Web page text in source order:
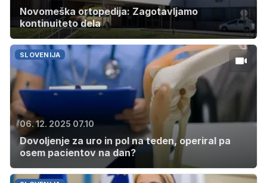
Novomeška ortopedija: Zagotavljamo
kontinuiteto dela
SLOVENIJA
06. 12. 2025 07.10
Dovoljenje za uro in pol na teden, operiral pa
osem pacientov na dan?